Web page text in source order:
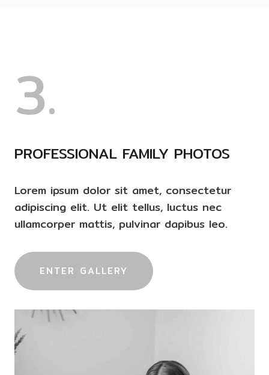
3.
PROFESSIONAL FAMILY PHOTOS
Lorem ipsum dolor sit amet, consectetur
adipiscing elit. Ut elit tellus, luctus nec
ullamcorper mattis, pulvinar dapibus leo.
ENTER GALLERY